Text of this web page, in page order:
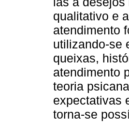
qualitativo e
atendimento
utilizando-se
queixas,
atendimento
teoria
expectativas
torna-se